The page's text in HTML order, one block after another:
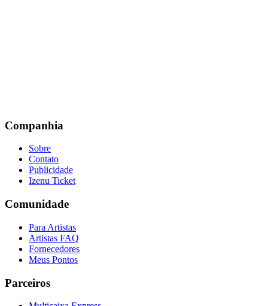
Companhia
Sobre
Contato
Publicidade
Izenu Ticket
Comunidade
Para Artistas
Artistas FAQ
Fornecedores
Meus Pontos
Parceiros